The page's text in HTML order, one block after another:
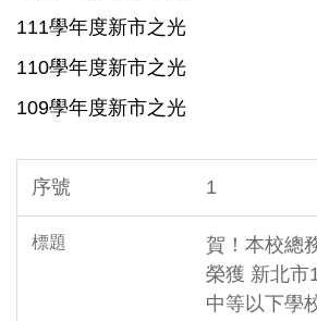
111學年度新市之光
110學年度新市之光
109學年度新市之光
1
賀！本校總
榮獲 新北市
中等以下學